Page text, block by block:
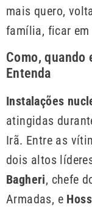
mais quero,
família, ficar em
Como, quando
Entenda
Instalações
atingidas
Irã. Entre as
dois altos
Bagheri, chefe
Armadas, e